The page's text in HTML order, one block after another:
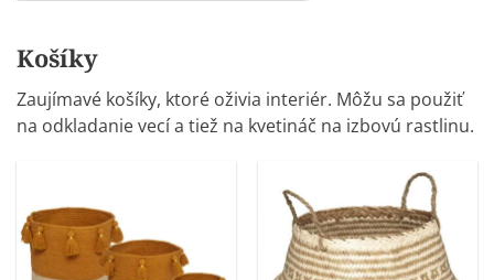
Košíky
Zaujímavé košíky, ktoré oživia interiér. Môžu sa použiť
na odkladanie vecí a tiež na kvetináč na izbovú rastlinu.